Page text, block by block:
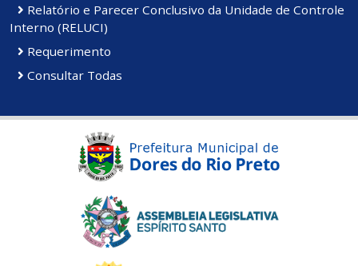
Relatório e Parecer Conclusivo da Unidade de Controle
Interno (RELUCI)
Requerimento
Consultar Todas